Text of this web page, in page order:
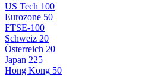
US Tech 100
Eurozone 50
FTSE-100
Schweiz 20
Österreich 20
Japan 225
Hong Kong 50